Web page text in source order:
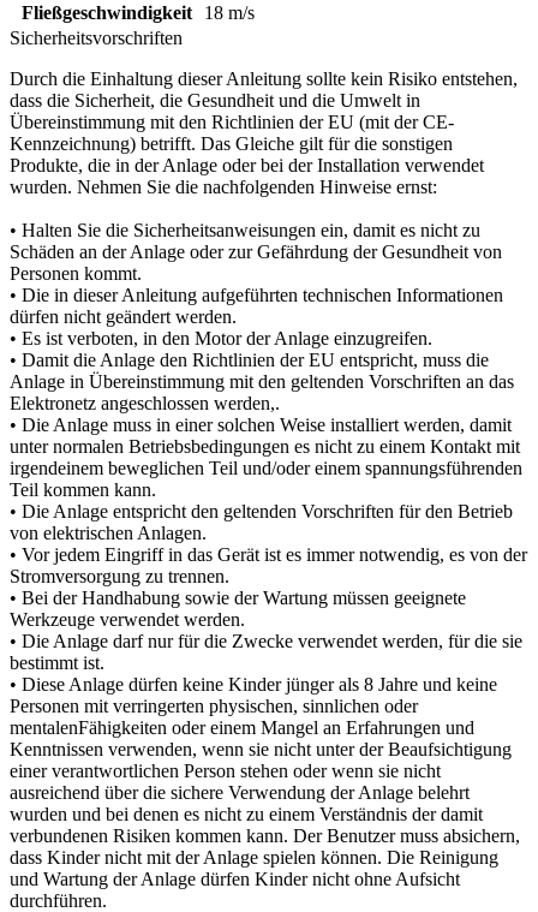
Fließgeschwindigkeit
18 m/s
Sicherheitsvorschriften
Durch die Einhaltung dieser Anleitung sollte kein Risiko entstehen,
dass die Sicherheit, die Gesundheit und die Umwelt in
Übereinstimmung mit den Richtlinien der EU (mit der CE-
Kennzeichnung) betrifft. Das Gleiche gilt für die sonstigen
Produkte, die in der Anlage oder bei der Installation verwendet
wurden. Nehmen Sie die nachfolgenden Hinweise ernst:
• Halten Sie die Sicherheitsanweisungen ein, damit es nicht zu
Schäden an der Anlage oder zur Gefährdung der Gesundheit von
Personen kommt.
• Die in dieser Anleitung aufgeführten technischen Informationen
dürfen nicht geändert werden.
• Es ist verboten, in den Motor der Anlage einzugreifen.
• Damit die Anlage den Richtlinien der EU entspricht, muss die
Anlage in Übereinstimmung mit den geltenden Vorschriften an das
Elektronetz angeschlossen werden,.
• Die Anlage muss in einer solchen Weise installiert werden, damit
unter normalen Betriebsbedingungen es nicht zu einem Kontakt mit
irgendeinem beweglichen Teil und/oder einem spannungsführenden
Teil kommen kann.
• Die Anlage entspricht den geltenden Vorschriften für den Betrieb
von elektrischen Anlagen.
• Vor jedem Eingriff in das Gerät ist es immer notwendig, es von der
Stromversorgung zu trennen.
• Bei der Handhabung sowie der Wartung müssen geeignete
Werkzeuge verwendet werden.
• Die Anlage darf nur für die Zwecke verwendet werden, für die sie
bestimmt ist.
• Diese Anlage dürfen keine Kinder jünger als 8 Jahre und keine
Personen mit verringerten physischen, sinnlichen oder
mentalenFähigkeiten oder einem Mangel an Erfahrungen und
Kenntnissen verwenden, wenn sie nicht unter der Beaufsichtigung
einer verantwortlichen Person stehen oder wenn sie nicht
ausreichend über die sichere Verwendung der Anlage belehrt
wurden und bei denen es nicht zu einem Verständnis der damit
verbundenen Risiken kommen kann. Der Benutzer muss absichern,
dass Kinder nicht mit der Anlage spielen können. Die Reinigung
und Wartung der Anlage dürfen Kinder nicht ohne Aufsicht
durchführen.